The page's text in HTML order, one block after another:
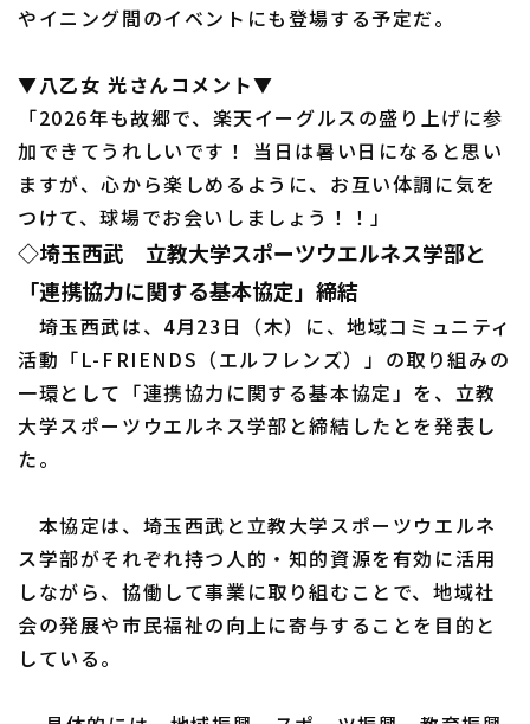
福岡ソフトバンクホークス
利用規約 プライバシーポリシー
特定商取引法の表示 アルバイト募集 （別ウィンドウで開く
やイニング間のイベントにも登場する予定だ。
▼八乙女 光さんコメント▼
「2026年も故郷で、楽天イーグルスの盛り上げに参
加できてうれしいです！ 当日は暑い日になると思い
ますが、心から楽しめるように、お互い体調に気を
つけて、球場でお会いしましょう！！」
◇埼玉西武 立教大学スポーツウエルネス学部と
「連携協力に関する基本協定」締結
埼玉西武は、4月23日（木）に、地域コミュニティ
活動「L-FRIENDS（エルフレンズ）」の取り組みの
一環として「連携協力に関する基本協定」を、立教
大学スポーツウエルネス学部と締結したとを発表し
た。
本協定は、埼玉西武と立教大学スポーツウエルネ
ス学部がそれぞれ持つ人的・知的資源を有効に活用
しながら、協働して事業に取り組むことで、地域社
会の発展や市民福祉の向上に寄与することを目的と
している。